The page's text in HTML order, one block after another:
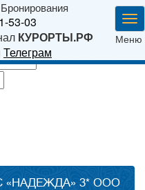
53-03
КУРОРТЫ.РФ
Телеграм
Меню
3* ООО